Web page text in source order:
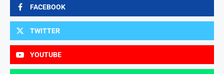
FACEBOOK
TWITTER
YOUTUBE